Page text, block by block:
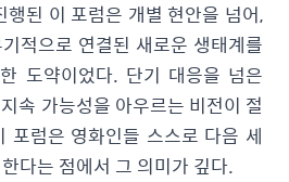
된 이 포럼은 개별 현안을 넘어,
적으로 연결된 새로운 생태계를
도약이었다. 단기 대응을 넘은
속 가능성을 아우르는 비전이 절
포럼은 영화인들 스스로 다음 세
다는 점에서 그 의미가 깊다.